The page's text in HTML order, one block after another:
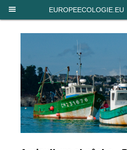
EUROPEECOLOGIE.EU